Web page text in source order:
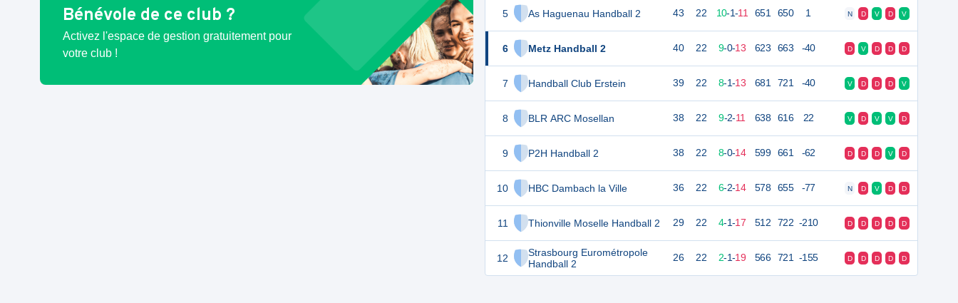
Bénévole de ce club ?
Activez l'espace de gestion gratuitement pour
votre club !
5 As Haguenau Handball 2
6 Metz Handball 2
7 Handball Club Erstein
8 BLR ARC Mosellan
9 P2H Handball 2
10 HBC Dambach la Ville
11 Thionville Moselle Handball 2
12
Strasbourg Eurométropole
Handball 2
43 22 10-1-11 651 650 1 N D V D V
40 22 9-0-13 623 663 -40 D V D D D
39 22 8-1-13 681 721 -40 V D D D V
38 22 9-2-11 638 616 22 V D V V D
38 22 8-0-14 599 661 -62 D D D V D
36 22 6-2-14 578 655 -77 N D V D D
29 22 4-1-17 512 722 -210 D D D D D
26 22 2-1-19 566 721 -155 D D D D D